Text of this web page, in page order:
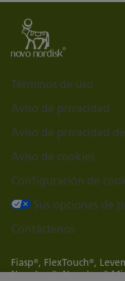
Términos de uso
Aviso de privacidad
Aviso de privacidad
Aviso de cookies
Configuración de
Sus opciones de
Contáctenos
Fiasp®, FlexTouch®,
NovoLog®, NovoLog®